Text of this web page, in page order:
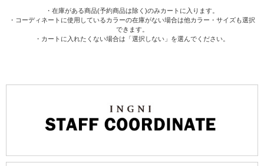
・在庫がある商品(予約商品は除く)のみカートに入ります。
・コーディネートに使用しているカラーの在庫がない場合は他カラー・サイズも選択
できます。
・カートに入れたくない場合は「選択しない」を選んでください。